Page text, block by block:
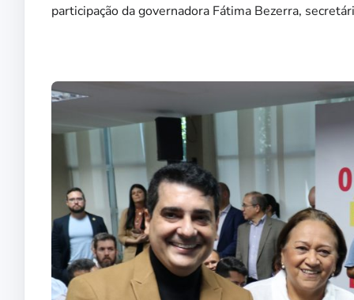
participação da governadora Fátima Bezerra,